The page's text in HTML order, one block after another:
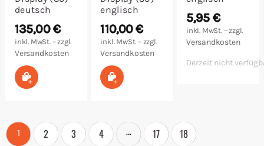
deutsch
135,00€
inkl. MwSt. – zzgl.
Versandkosten
In den Warenkorb
englisch
110,00€
inkl. MwSt. – zzgl.
Versandkosten
In den Warenkorb
5,95€
inkl. MwSt. – zzgl.
Versandkosten
Derzeit nicht
1 2 3 4 … 17 18